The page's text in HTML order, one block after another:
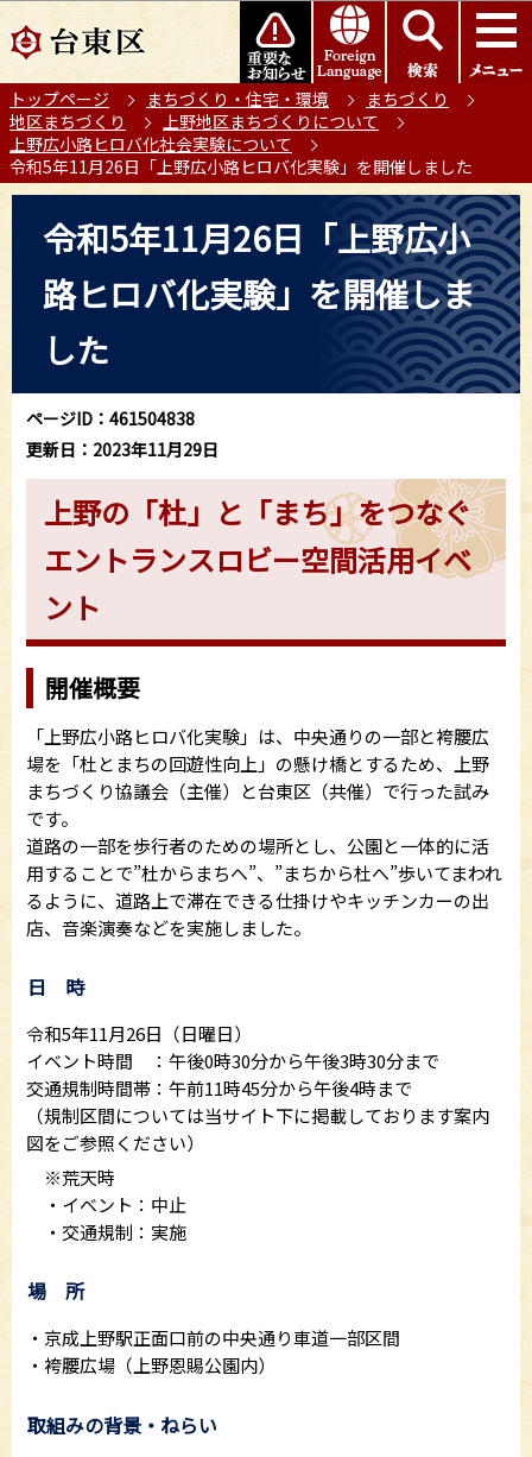
の
ー
ジ
の
先
このページの本文へ移動
トップページ まちづくり・住宅・環境
まちづくり
地区まちづくり
上野地区まちづくりについて
上野広小路ヒロバ化社会実験について
令和5年11月26日「上野広小路ヒロバ化実験」を開催しました
令和5年11月26日「上野広小
路ヒロバ化実験」を開催しま
した
ページID：461504838
更新日：2023年11月29日
上野の「杜」と「まち」をつなぐ
エントランスロビー空間活用イベ
ント
開催概要
「上野広小路ヒロバ化実験」は、中央通りの一部と袴腰広
場を「杜とまちの回遊性向上」の懸け橋とするため、上野
まちづくり協議会（主催）と台東区（共催）で行った試み
です。
道路の一部を歩行者のための場所とし、公園と一体的に活
用することで”杜からまちへ”、”まちから杜へ”歩いてまわれ
るように、道路上で滞在できる仕掛けやキッチンカーの出
店、音楽演奏などを実施しました。
日 時
令和5年11月26日（日曜日）
イベント時間 ：午後0時30分から午後3時30分まで
交通規制時間帯：午前11時45分から午後4時まで
（規制区間については当サイト下に掲載しております案内
図をご参照ください）
※荒天時
・イベント：中止
・交通規制：実施
場 所
・京成上野駅正面口前の中央通り車道一部区間
・袴腰広場（上野恩賜公園内）
取組みの背景・ねらい